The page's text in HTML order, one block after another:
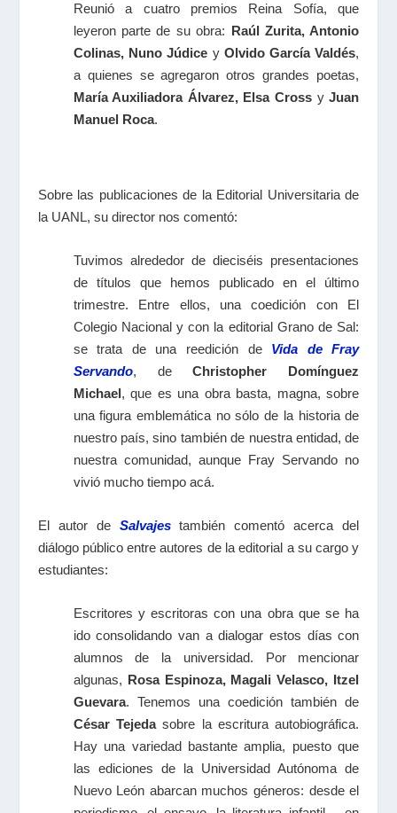
Reunió a cuatro premios Reina Sofía, que
leyeron parte de su obra: Raúl Zurita, Antonio
Colinas, Nuno Júdice yOlvido García Valdés,
a quienes se agregaron otros grandes poetas,
María Auxiliadora Álvarez, Elsa Cross yJuan
Manuel Roca.
Sobre las publicaciones de la Editorial Universitaria de
la UANL, su director nos comentó:
Tuvimos alrededor de dieciséis presentaciones
de títulos que hemos publicado en el último
trimestre. Entre ellos, una coedición con El
Colegio Nacional y con la editorial Grano de Sal:
se trata de una reedición de Vida de Fray
Servando, deChristopher Domínguez
Michael, que es una obra basta, magna, sobre
una figura emblemática no sólo de la historia de
nuestro país, sino también de nuestra entidad, de
nuestra comunidad, aunque Fray Servando no
vivió mucho tiempo acá.
El autor de Salvajestambién comentó acerca del
diálogo público entre autores de la editorial a su cargo y
estudiantes:
Escritores y escritoras con una obra que se ha
ido consolidando van a dialogar estos días con
alumnos de la universidad. Por mencionar
algunas, Rosa Espinoza, Magali Velasco, Itzel
Guevara. Tenemos una coedición también de
César Tejedasobre la escritura autobiográfica.
Hay una variedad bastante amplia, puesto que
las ediciones de la Universidad Autónoma de
Nuevo León abarcan muchos géneros: desde el